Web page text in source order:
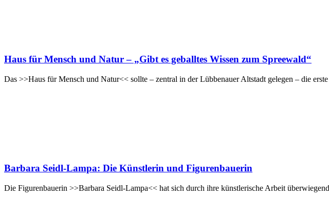
Haus für Mensch und Natur – „Gibt es geballtes Wissen zum Spreewald“
Das >>Haus für Mensch und Natur<< sollte – zentral in der Lübbenauer Altstadt gelegen – die
Barbara Seidl-Lampa: Die Künstlerin und Figurenbauerin
Die Figurenbauerin >>Barbara Seidl-Lampa<< hat sich durch ihre künstlerische Arbeit